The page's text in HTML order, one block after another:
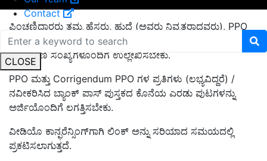
Contact
CLOSE
ಪಿಂಚಣಿದಾರರು ತಮ್ಮ ಹೆಸರು, ಹುದ್ದೆ (ಅವರು ನಿವೃತ್ತರಾದವರು), PPO
ಸಂಖ್ಯೆ, ಬ್ಯಾಂಕ್‌ನ ವಿವರಗಳು, ನಿವೃತ್ತಿ ದಿನಾಂಕ ಮತ್ತು ಅವರ ವಿಳಾಸವನ್ನು
ದೂರವಾಣಿ ಸಂಖ್ಯೆಗಳೊಂದಿಗೆ ಉಲ್ಲೇಖಿಸಬೇಕು.
PPO ಮತ್ತು Corrigendum PPO ಗಳ ಪ್ರತಿಗಳು (ಲಭ್ಯವಿದ್ದರೆ) /
ನವೀಕರಿಸಿದ ಬ್ಯಾಂಕ್ ಪಾಸ್ ಪುಸ್ತಕದ ಕೊನೆಯ ಎರಡು ಪುಟಗಳನ್ನು
ಅರ್ಜಿಯೊಂದಿಗೆ ಲಗತ್ತಿಸಬೇಕು.
ವೀಡಿಯೊ ಕಾನ್ಫರೆನ್ಸಿಂಗ್‌ಗಾಗಿ ಲಿಂಕ್ ಅನ್ನು ಸರಿಯಾದ ಸಮಯದಲ್ಲಿ
ಪ್ರಕಟಿಸಲಾಗುತ್ತದೆ.